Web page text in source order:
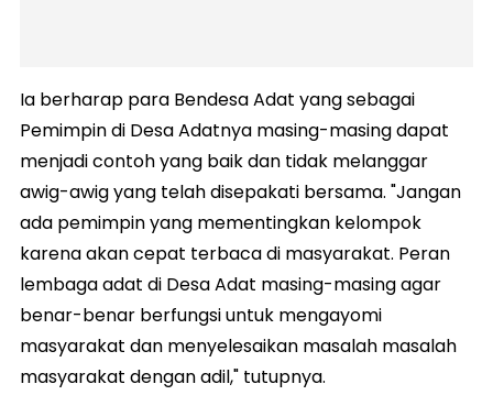
Ia berharap para Bendesa Adat yang sebagai
Pemimpin di Desa Adatnya masing-masing dapat
menjadi contoh yang baik dan tidak melanggar
awig-awig yang telah disepakati bersama. "Jangan
ada pemimpin yang mementingkan kelompok
karena akan cepat terbaca di masyarakat. Peran
lembaga adat di Desa Adat masing-masing agar
benar-benar berfungsi untuk mengayomi
masyarakat dan menyelesaikan masalah masalah
masyarakat dengan adil," tutupnya.